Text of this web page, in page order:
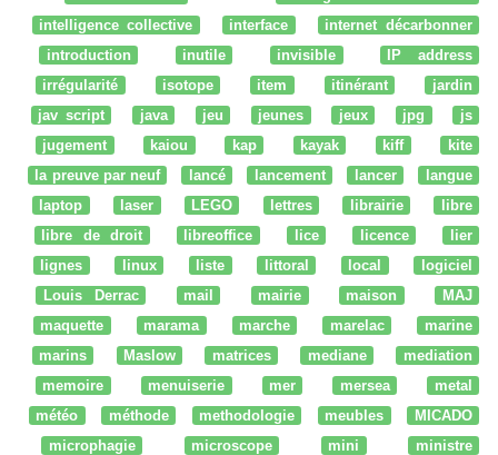
intelligence collective
interface
internet décarbonner
introduction
inutile invisible
IP address
irrégularité
isotope item itinérant
jardin
jav script
java jeu jeunes jeux jpg
js
jugement
kaiou kap kayak kiff
kite
la preuve par neuf
lancé lancement lancer
langue
laptop
laser LEGO lettres librairie
libre
libre de droit
libreoffice lice licence
lier
lignes
linux liste littoral local
logiciel
Louis Derrac
mail mairie maison
MAJ
maquette
marama marche marelac
marine
marins
Maslow matrices mediane
mediation
memoire
menuiserie mer mersea
metal
météo
méthode methodologie meubles
MICADO
microphagie
microscope mini
ministre